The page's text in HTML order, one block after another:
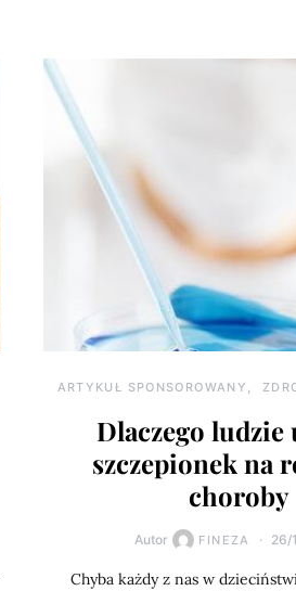
ARTYKUŁ SPONSOROWANY
Dlaczego ludzie
szczepionek na
choroby
Autor FINEZA 26/
Chyba każdy z nas w